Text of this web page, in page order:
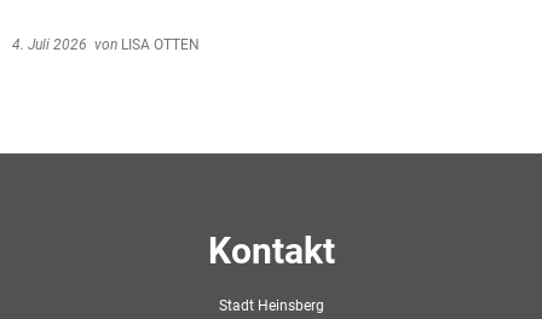
4. Juli 2026 von LISA OTTEN
Kontakt
Stadt Heinsberg